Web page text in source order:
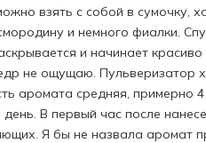
взять с собой в сумочку,
и немного фиалки.
и начинает красиво
не ощущаю. Пульверизатор
аромата средняя, примерно
В первый час после
Я бы не назвала аромат